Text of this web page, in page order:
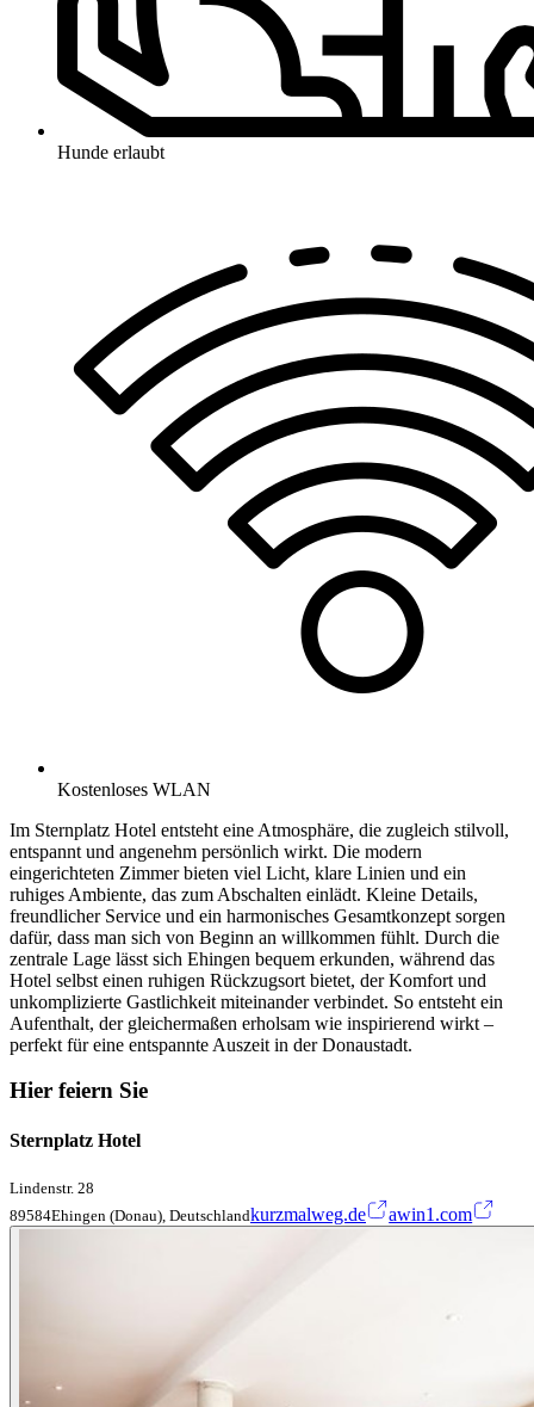
Hunde erlaubt
Kostenloses WLAN
Im Sternplatz Hotel entsteht eine Atmosphäre, die zugleich stilvoll,
entspannt und angenehm persönlich wirkt. Die modern
eingerichteten Zimmer bieten viel Licht, klare Linien und ein
ruhiges Ambiente, das zum Abschalten einlädt. Kleine Details,
freundlicher Service und ein harmonisches Gesamtkonzept sorgen
dafür, dass man sich von Beginn an willkommen fühlt. Durch die
zentrale Lage lässt sich Ehingen bequem erkunden, während das
Hotel selbst einen ruhigen Rückzugsort bietet, der Komfort und
unkomplizierte Gastlichkeit miteinander verbindet. So entsteht ein
Aufenthalt, der gleichermaßen erholsam wie inspirierend wirkt –
perfekt für eine entspannte Auszeit in der Donaustadt.
Hier feiern Sie
Sternplatz Hotel
Lindenstr. 28
89584Ehingen (Donau), Deutschlandkurzmalweg.de awin1.com